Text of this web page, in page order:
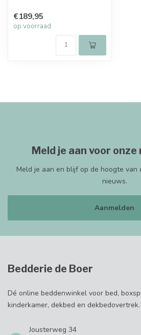
€189,95
op voorraad
Meld je aan voor
Meld je aan en blijf op de hoogte van
nieuws.
Aanmelden
Bedderie de Boer
Dé online beddenwinkel voor bed,
kinderkamer, dekbed en dekbedovertrek.
Jousterweg 34